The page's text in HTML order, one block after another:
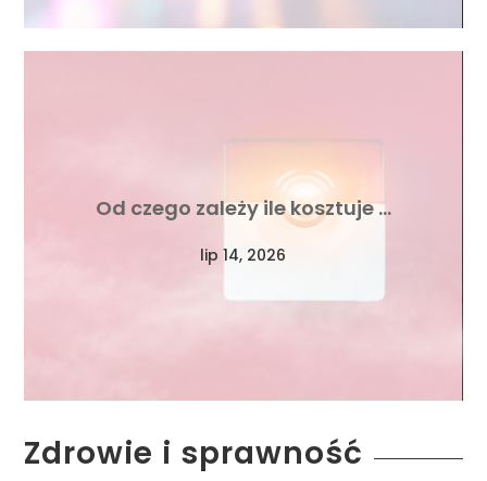
Od czego zależy ile kosztuje …
lip 14, 2026
Zdrowie i sprawność